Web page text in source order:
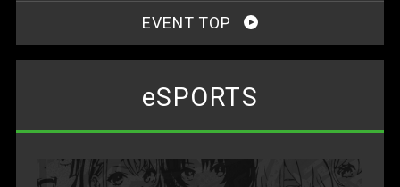
EVENT TOP
eSPORTS